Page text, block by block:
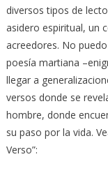
diversos tipos de
asidero espiritual, un
acreedores. No
poesía martiana
llegar a
versos donde se
hombre, donde
su paso por la vida.
Verso”: